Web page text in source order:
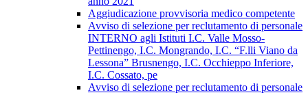
Aggiudicazione provvisoria medico competente
Avviso di selezione per reclutamento di personale
INTERNO agli Istituti I.C. Valle Mosso-
Pettinengo, I.C. Mongrando, I.C. “F.lli Viano da
Lessona” Brusnengo, I.C. Occhieppo Inferiore,
I.C. Cossato, pe
Avviso di selezione per reclutamento di personale